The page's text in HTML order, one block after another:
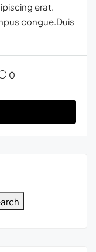
erat.
congue.Duis
0